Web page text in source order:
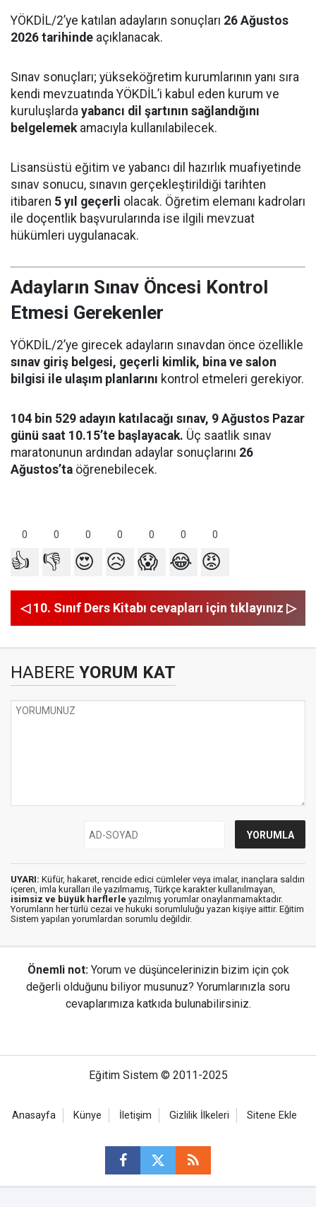
YÖKDİL/2’ye katılan adayların sonuçları 26 Ağustos
2026 tarihinde açıklanacak.
Sınav sonuçları; yükseköğretim kurumlarının yanı sıra
kendi mevzuatında YÖKDİL’i kabul eden kurum ve
kuruluşlarda yabancı dil şartının sağlandığını
belgelemekamacıyla kullanılabilecek.
Lisansüstü eğitim ve yabancı dil hazırlık muafiyetinde
sınav sonucu, sınavın gerçekleştirildiği tarihten
itibaren 5 yıl geçerli olacak. Öğretim elemanı kadroları
ile doçentlik başvurularında ise ilgili mevzuat
hükümleri uygulanacak.
Adayların Sınav Öncesi Kontrol
Etmesi Gerekenler
YÖKDİL/2’ye girecek adayların sınavdan önce özellikle
sınav giriş belgesi, geçerli kimlik, bina ve salon
bilgisi ile ulaşım planlarını kontrol etmeleri gerekiyor.
104 bin 529 adayın katılacağı sınav, 9 Ağustos Pazar
günü saat 10.15’te başlayacak. Üç saatlik sınav
maratonunun ardından adaylar sonuçlarını 26
Ağustos’ta öğrenebilecek.
0 0 0 0 0 0 0
👍 👎 😍 😥 😱 😂 😡
◁ 10. Sınıf Ders Kitabı cevapları için tıklayınız ▷
HABERE YORUM KAT
UYARI: Küfür, hakaret, rencide edici cümleler veya imalar, inançlara saldırı
içeren, imla kuralları ile yazılmamış, Türkçe karakter kullanılmayan,
isimsiz ve büyük harflerle yazılmış yorumlar onaylanmamaktadır.
Yorumların her türlü cezai ve hukuki sorumluluğu yazan kişiye aittir. Eğitim
Sistem yapılan yorumlardan sorumlu değildir.
Önemli not: Yorum ve düşüncelerinizin bizim için çok
değerli olduğunu biliyor musunuz? Yorumlarınızla soru
cevaplarımıza katkıda bulunabilirsiniz.
Eğitim Sistem © 2011-2025
Anasayfa Künye İletişim Gizlilik İlkeleri Sitene Ekle